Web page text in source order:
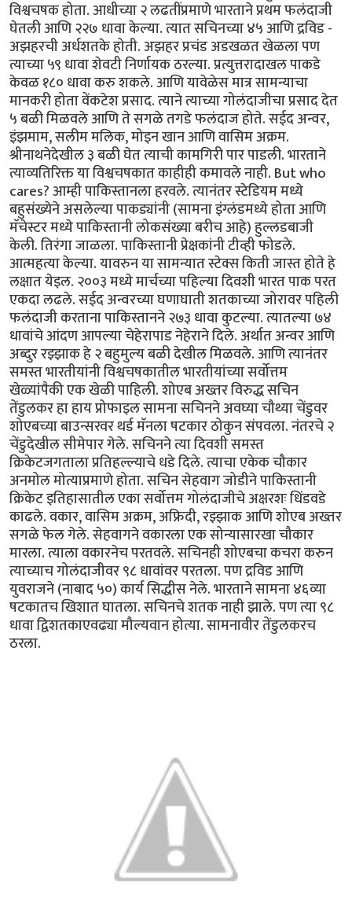
विश्वचषक होता. आधीच्या २ लढतींप्रमाणे भारताने प्रथम फलंदाजी
घेतली आणि २२७ धावा केल्या. त्यात सचिनच्या ४५ आणि द्रविड -
अझहरची अर्धशतके होती. अझहर प्रचंड अडखळत खेळला पण
त्याच्या ५९ धावा शेवटी निर्णायक ठरल्या. प्रत्युत्तरादाखल पाकडे
केवळ १८० धावा करु शकले. आणि यावेळेस मात्र सामन्याचा
मानकरी होता वेंकटेश प्रसाद. त्याने त्याच्या गोलंदाजीचा प्रसाद देत
५ बळी मिळवले आणि ते सगळे तगडे फलंदाज होते. सईद अन्वर,
इंझमाम, सलीम मलिक, मोइन खान आणि वासिम अक्रम.
श्रीनाथनेदेखील ३ बळी घेत त्याची कामगिरी पार पाडली. भारताने
त्याव्यतिरिक्त या विश्वचषकात काहीही कमावले नाही. But who
cares? आम्ही पाकिस्तानला हरवले. त्यानंतर स्टेडियम मध्ये
बहुसंख्येने असलेल्या पाकड्यांनी (सामना इंग्लंडमध्ये होता आणि
मॅचेस्टर मध्ये पाकिस्तानी लोकसंख्या बरीच आहे) हुल्लडबाजी
केली. तिरंगा जाळला. पाकिस्तानी प्रेक्षकांनी टीव्ही फोडले.
आत्महत्या केल्या. यावरुन या सामन्यात स्टेक्स किती जास्त होते हे
लक्षात येइल. २००३ मध्ये मार्चच्या पहिल्या दिवशी भारत पाक परत
एकदा लढले. सईद अन्वरच्या घणाघाती शतकाच्या जोरावर पहिली
फलंदाजी करताना पाकिस्तानने २७३ धावा कुटल्या. त्यातल्या ७४
धावांचे आंदण आपल्या चेहेरापाड नेहेराने दिले. अर्थात अन्वर आणि
अब्दुर रझ्झाक हे २ बहुमुल्य बळी देखील मिळवले. आणि त्यानंतर
समस्त भारतीयांनी विश्वचषकातील भारतीयांच्या सर्वोत्तम
खेळ्यांपैकी एक खेळी पाहिली. शोएब अख्तर विरुद्ध सचिन
तेंडुलकर हा हाय प्रोफाइल सामना सचिनने अवघ्या चौथ्या चेंडुवर
शोएबच्या बाउन्सरवर थर्ड मॅनला षटकार ठोकुन संपवला. नंतरचे २
चेंडुदेखील सीमेपार गेले. सचिनने त्या दिवशी समस्त
क्रिकेटजगताला प्रतिहल्ल्याचे धडे दिले. त्याचा एकेक चौकार
अनमोल मोत्याप्रमाणे होता. सचिन सेहवाग जोडीने पाकिस्तानी
क्रिकेट इतिहासातील एका सर्वोत्तम गोलंदाजीचे अक्षरशः धिंडवडे
काढले. वकार, वासिम अक्रम, अफ्रिदी, रझ्झाक आणि शोएब अख्तर
सगळे फेल गेले. सेहवागने वकारला एक सोन्यासारखा चौकार
मारला. त्याला वकारनेच परतवले. सचिनही शोएबचा कचरा करुन
त्याच्याच गोलंदाजीवर ९८ धावांवर परतला. पण द्रविड आणि
युवराजने (नाबाद ५०) कार्य सिद्धीस नेले. भारताने सामना ४६व्या
षटकातच खिशात घातला. सचिनचे शतक नाही झाले. पण त्या ९८
धावा द्विशतकाएवढ्या मौल्यवान होत्या. सामनावीर तेंडुलकरच
ठरला.